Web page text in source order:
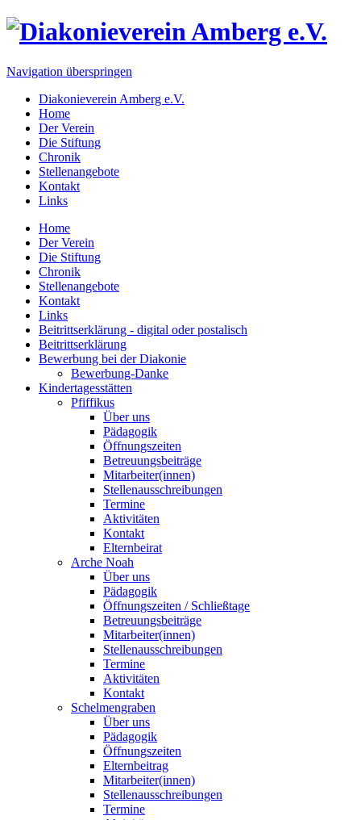
Navigation überspringen
Diakonieverein Amberg e.V.
Home
Der Verein
Die Stiftung
Chronik
Stellenangebote
Kontakt
Links
Home
Der Verein
Die Stiftung
Chronik
Stellenangebote
Kontakt
Links
Beitrittserklärung - digital oder postalisch
Beitrittserklärung
Bewerbung bei der Diakonie
Bewerbung-Danke
Kindertagesstätten
Pfiffikus
Über uns
Pädagogik
Öffnungszeiten
Betreuungsbeiträge
Mitarbeiter(innen)
Stellenausschreibungen
Termine
Aktivitäten
Kontakt
Elternbeirat
Arche Noah
Über uns
Pädagogik
Öffnungszeiten / Schließtage
Betreuungsbeiträge
Mitarbeiter(innen)
Stellenausschreibungen
Termine
Aktivitäten
Kontakt
Schelmengraben
Über uns
Pädagogik
Öffnungszeiten
Elternbeitrag
Mitarbeiter(innen)
Stellenausschreibungen
Termine